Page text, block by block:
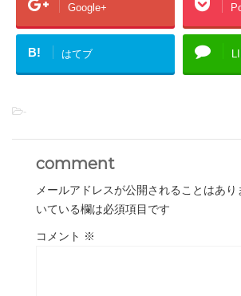
Google+
B! はてブ
-
comment
メールアドレスが公開されることはあり
いている欄は必須項目です
コメント ※